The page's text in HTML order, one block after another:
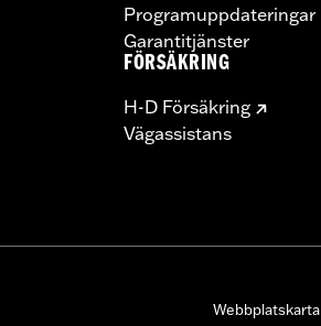
Programuppdateringar
Garantitjänster
FÖRSÄKRING
H-D Försäkring
Vägassistans
Webbplatskarta